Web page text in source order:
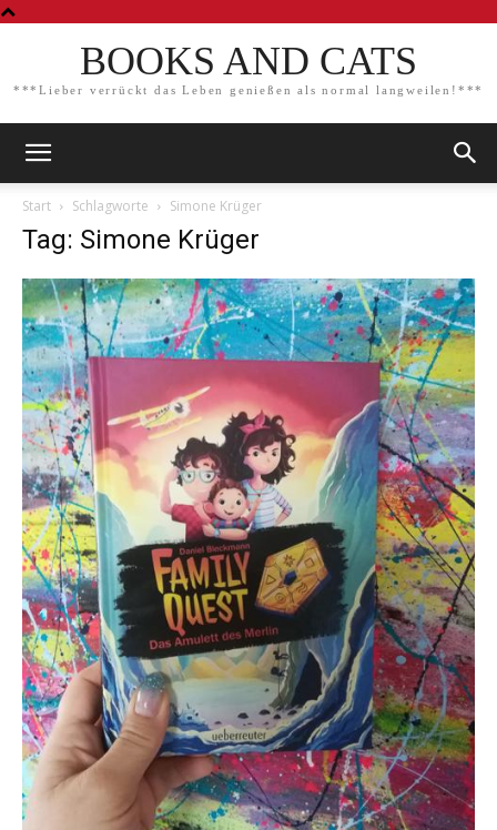
BOOKS AND CATS
***Lieber verrückt das Leben genießen als normal langweilen!***
Start Schlagworte Simone Krüger
Tag: Simone Krüger